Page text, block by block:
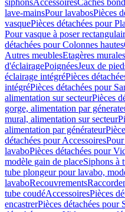
siphonsAccessoiresCaches
lave-mainsPour lavabosPièces
vasquePièces détachées pour
Pour vasque à poser
détachées pour Colonnes hautes
Autres meublesEtagères murales
d'éclairagePoignéesJeux de
éclairage intégréPièces
intégréPièces détachées pour
alimentation sur secteurPièces
gorge, alimentation par
mural, alimentation sur secteur
alimentation par générateur
détachées pour Accessoires
lavaboPièces détachées pour
modèle gain de placeSiphons à
tube plongeur pour lavabo,
lavaboRecouvrements
tube coudéAccessoiresPièces
encastrerPièces détachées pour